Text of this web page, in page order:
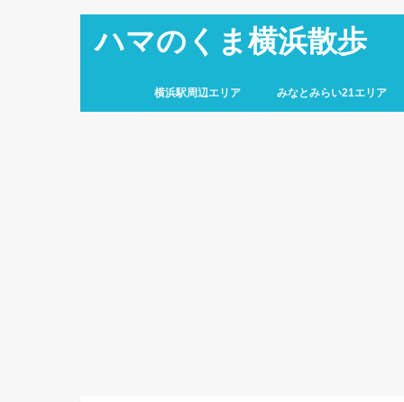
ハマのくま横浜散歩
横浜駅周辺エリア みなとみらい21エリア